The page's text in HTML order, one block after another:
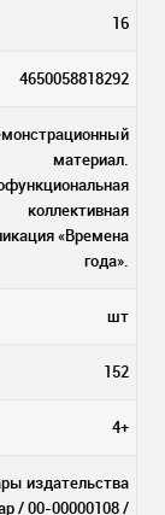
16
4650058818292
материал.
коллективная
«Времена
года».
шт
152
4+
издательства
/ 00-00000108 /